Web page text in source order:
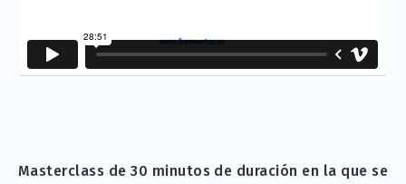
Masterclass de 30 minutos de duración en la que se